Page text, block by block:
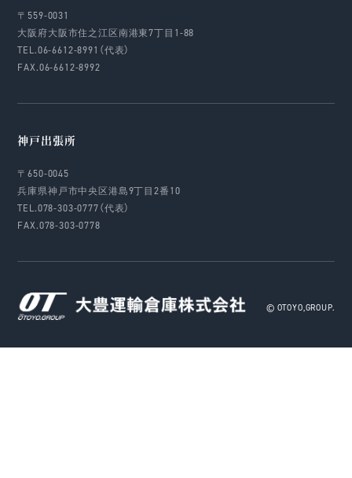
〒559-0031
大阪府大阪市住之江区南港東7丁目1-88
TEL.06-6612-8991（代表）
FAX.06-6612-8992
神戸出張所
〒650-0045
兵庫県神戸市中央区港島9丁目2番10
TEL.078-303-0777（代表）
FAX.078-303-0778
© OTOYO,GROUP.